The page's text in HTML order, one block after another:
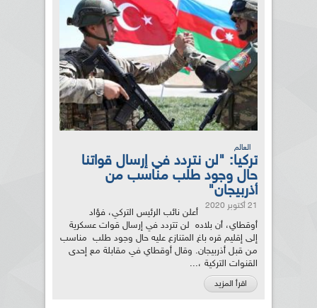
العالم
تركيا: "لن نتردد في إرسال قواتنا
حال وجود طلب مناسب من
أذربيجان"
21 أكتوبر 2020
أعلن نائب الرئيس التركي، فؤاد
أوقطاي، أن بلاده لن تتردد في إرسال قوات عسكرية
إلى إقليم قره باغ المتنازع عليه حال وجود طلب مناسب
من قبل أذربيجان. وقال أوقطاي في مقابلة مع إحدى
القنوات التركية ،...
اقرأ المزيد